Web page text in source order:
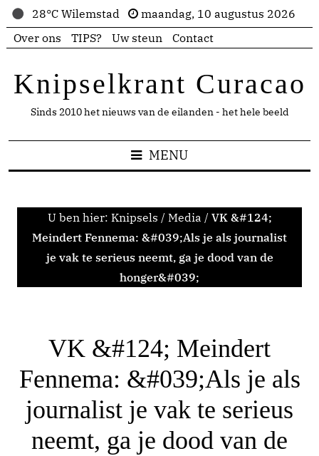
28°C Wilemstad
maandag, 10 augustus 2026
Over ons
TIPS? Uw steun Contact
Knipselkrant Curacao
Sinds 2010 het nieuws van de eilanden - het hele beeld
MENU
U ben hier: Knipsels / Media / VK &#124;
Meindert Fennema: &#039;Als je als journalist
je vak te serieus neemt, ga je dood van de
honger&#039;
VK &#124; Meindert
Fennema: &#039;Als je als
journalist je vak te serieus
neemt, ga je dood van de